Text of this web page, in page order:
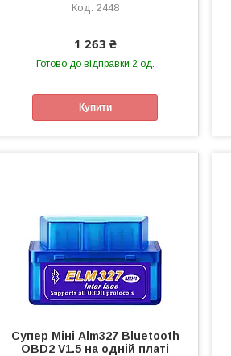
2448
1 263 ₴
Готово до відправки 2 од.
Купити
Супер Міні Alm327 Bluetooth
OBD2 V1.5 на одній платі